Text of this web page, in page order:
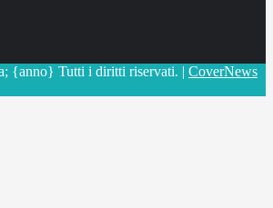
{anno} Tutti i diritti riservati. | CoverNews